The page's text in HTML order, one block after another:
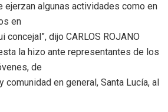
ejerzan algunas actividades como en
en
concejal”, dijo CARLOS ROJANO
la hizo ante representantes de los
de
en general, Santa Lucía, al